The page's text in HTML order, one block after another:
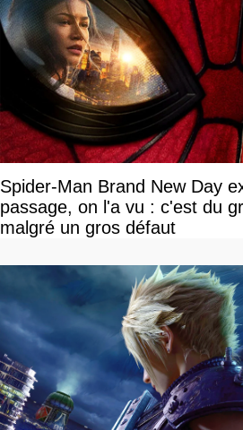
Spider-Man Brand New Day
passage, on l'a vu : c'est du
malgré un gros défaut